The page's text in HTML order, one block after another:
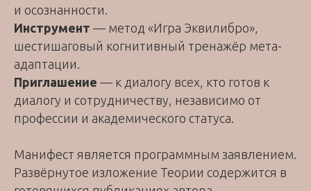
и осознанности.
Инструмент — метод «Игра Эквилибро»,
шестишаговый когнитивный тренажёр мета-
адаптации.
Приглашение — к диалогу всех, кто готов к
диалогу и сотрудничеству, независимо от
профессии и академического статуса.
Манифест является программным заявлением.
Развёрнутое изложение Теории содержится в